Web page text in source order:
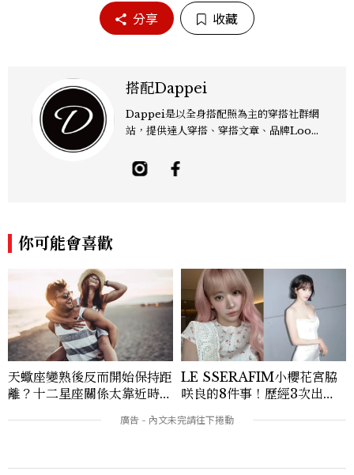
分享 收藏
搭配Dappei
Dappei是以全身搭配照為主的穿搭社群網
站，提供達人穿搭、穿搭文章、品牌Look
古著，Dappei通通滿足你！
你可能會喜歡
天蠍座變熟後反而開始保持距
離？十二星座關係太靠近時最
LE SSERAFIM小櫻花宮脇
咲良的8件事！歷經3次出
王、靠「這招」養成17吋螞蟻